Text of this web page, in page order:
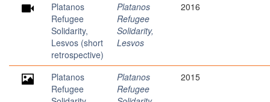
Platanos
Refugee
Solidarity,
Lesvos (short
retrospective)
Platanos
Refugee
Solidarity,
Lesvos
2016
Platanos
Refugee
Platanos
Refugee
2015